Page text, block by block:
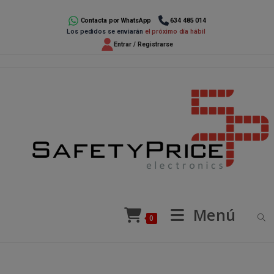
Contacta por WhatsApp
634 485 014
Los pedidos se enviarán el próximo día hábil
Entrar / Registrarse
0 Menú